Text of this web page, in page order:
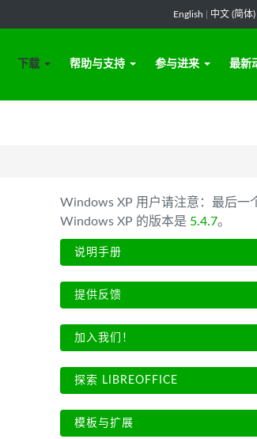
English 中文 (简体)
下载 帮助与支持 参与进来 最新
Windows XP 用户请注意：最后一
Windows XP 的版本是 5.4.7。
说明手册
提供反馈
加入我们！
探索 LIBREOFFICE
模板与扩展